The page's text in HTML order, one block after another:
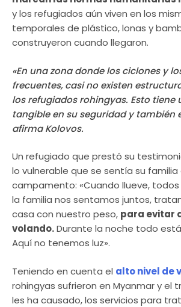
y los refugiados aún viven en los
temporales de plástico, lonas y
construyeron cuando llegaron.
«En una zona donde los ciclones y
frecuentes, casi no existen
los refugiados rohingyas. Esto tiene
tangible en su seguridad y también
afirma Kolovos.
Un refugiado que prestó su
lo vulnerable que se sentía su familia
campamento: «Cuando llueve,
la familia nos sentamos juntos,
casa con nuestro peso, para evitar
volando.Durante la noche todo
Aquí no tenemos luz».
Teniendo en cuenta el alto nivel de
rohingyas sufrieron en Myanmar y el
les ha causado, los servicios para